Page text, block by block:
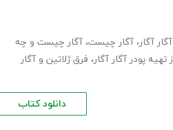
آگار، آگار چیست، آگار چیست و چه
تهیه پودر آگار آگار، فرق ژلاتین و آگار
دانلود کتاب